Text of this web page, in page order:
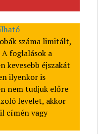
száma limitált,
foglalások a
kevesebb éjszakát
ilyenkor is
nem tudjuk előre
levelet, akkor
címén vagy